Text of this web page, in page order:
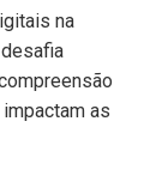
na
as